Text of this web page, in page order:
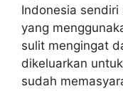
Indonesia
yang
sulit mengingat
dikeluarkan
sudah